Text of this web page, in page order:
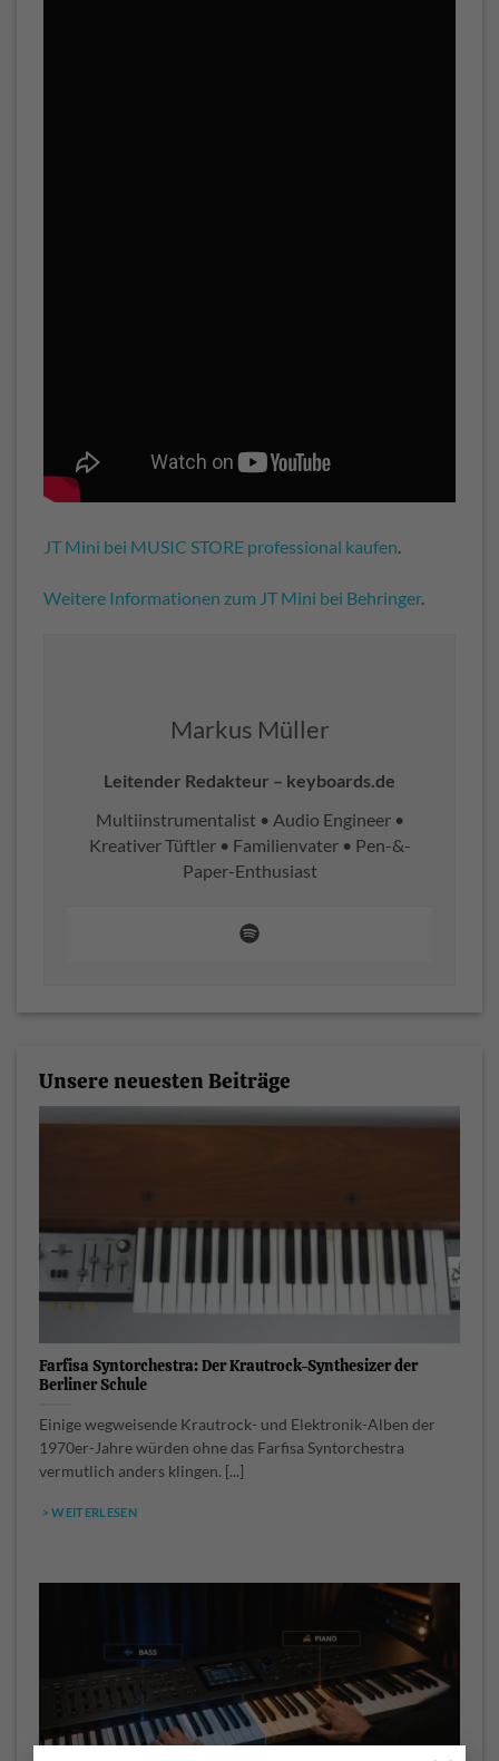
JT Mini bei MUSIC STORE professional kaufen
Weitere Informationen zum JT Mini bei Behringer.
Markus Müller
Leitender Redakteur – keyboards.de
Multiinstrumentalist • Audio Engineer •
Kreativer Tüftler • Familienvater • Pen-&-
Paper-Enthusiast
Unsere neuesten Beiträge
Farfisa Syntorchestra: Der Krautrock-Synthesizer der
Berliner Schule
Einige wegweisende Krautrock- und Elektronik-Alben der
1970er-Jahre würden ohne das Farfisa Syntorchestra
vermutlich anders klingen. [...]
> WEITERLESEN